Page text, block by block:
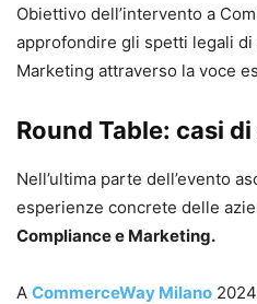
Obiettivo dell’intervento a
approfondire gli spetti legali
Marketing attraverso la voce
Round Table: casi
Nell’ultima parte dell’evento
esperienze concrete delle
Compliance e Marketing.
A CommerceWay Milano